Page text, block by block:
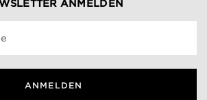
ANMELDEN
ANMELDEN